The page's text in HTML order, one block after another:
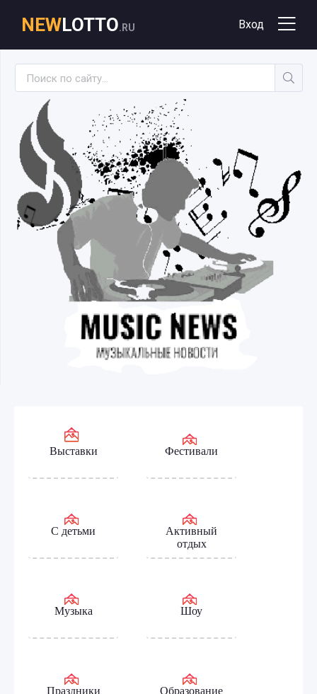
NEWLOTTO.RU Вход
Выставки Фестивали
С детьми
Активный
отдых
Музыка Шоу
Праздники Образование